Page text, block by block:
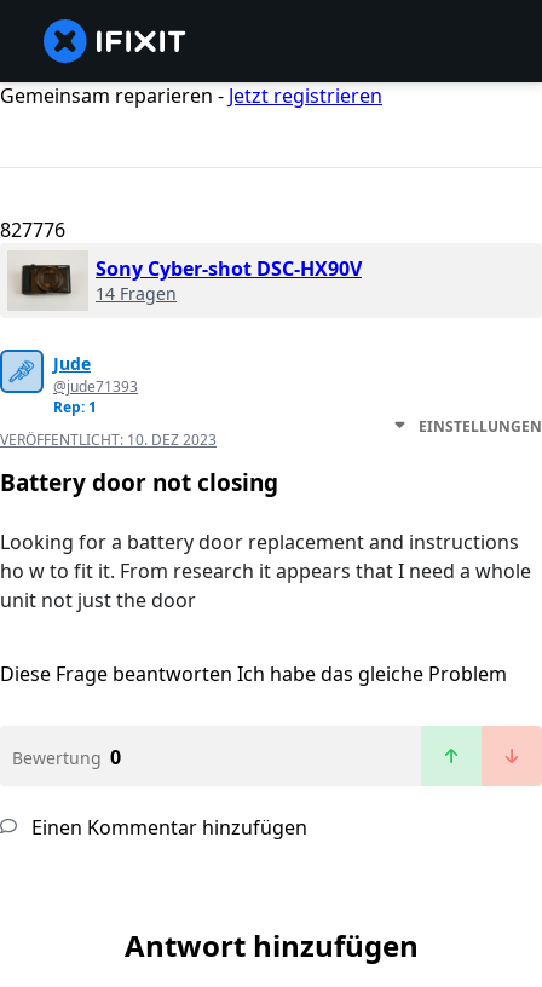
Gemeinsam reparieren - Jetzt registrieren
827776
Sony Cyber-shot DSC-HX90V
14 Fragen
Jude
@jude71393
Rep: 1
VERÖFFENTLICHT: 10. DEZ 2023
EINSTELLUNGEN
Battery door not closing
Looking for a battery door replacement and instructions
ho w to fit it. From research it appears that I need a whole
unit not just the door
Diese Frage beantworten Ich habe das gleiche Problem
Bewertung 0
Einen Kommentar hinzufügen
Antwort hinzufügen